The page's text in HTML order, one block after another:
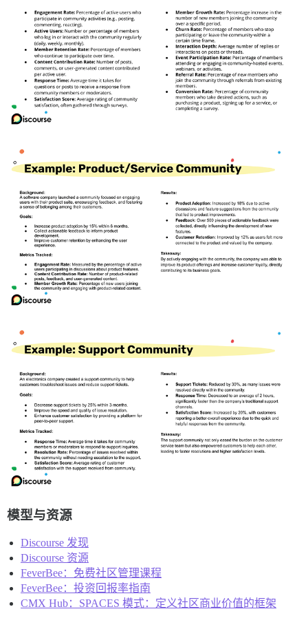
模型与资源
Discourse 发现
Discourse 资源
FeverBee：免费社区管理课程
FeverBee：投资回报率指南
CMX Hub：SPACES 模式：定义社区商业价值的框架